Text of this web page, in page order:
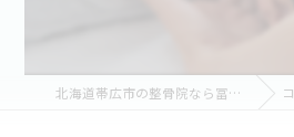
北海道帯広市の整骨院なら冨永整骨院 コラム